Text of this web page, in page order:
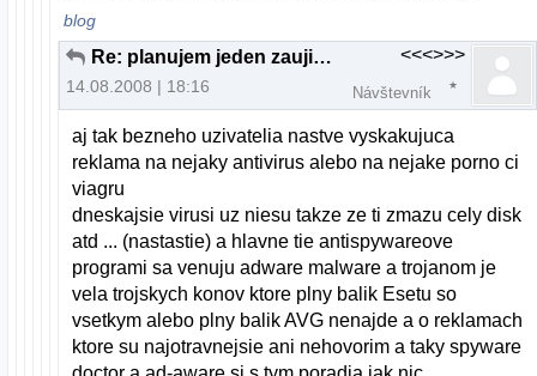
blog
Re: planujem jeden zaujimavy projekt...
14.08.2008 | 18:16
<<<>>>
Návštevník
aj tak bezneho uzivatelia nastve vyskakujuca
reklama na nejaky antivirus alebo na nejake porno ci
viagru
dneskajsie virusi uz niesu takze ze ti zmazu cely disk
atd ... (nastastie) a hlavne tie antispywareove
programi sa venuju adware malware a trojanom je
vela trojskych konov ktore plny balik Esetu so
vsetkym alebo plny balik AVG nenajde a o reklamach
ktore su najotravnejsie ani nehovorim a taky spyware